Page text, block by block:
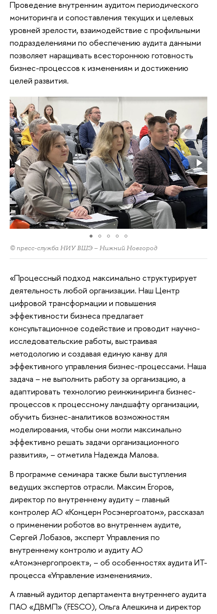
Проведение внутренним аудитом периодического
мониторинга и сопоставления текущих и целевых
уровней‌ зрелости, взаимодействие с профильными
подразделениями по обеспечению аудита данными
позволяет наращивать всестороннюю готовность
бизнес-процессов к изменениям и достижению
целей развития.
© пресс-служба НИУ ВШЭ – Нижний Новгород
«Процессный подход максимально структурирует
деятельность любой организации. Наш Центр
цифровой трансформации и повышения
эффективности бизнеса предлагает
консультационное содействие и проводит научно-
исследовательские работы, выстраивая
методологию и создавая единую канву для
эффективного управления бизнес-процессами. Наша
задача – не выполнить работу за организацию, а
адаптировать технологию реинжиниринга бизнес-
процессов к процессному ландшафту организации,
обучить бизнес-аналитиков возможностям
моделирования, чтобы они могли максимально
эффективно решать задачи организационного
развития», – отметила Надежда Малова.
В программе семинара также были выступления
ведущих экспертов отрасли. Максим Егоров,
директор по внутреннему аудиту – главный
контролер АО «Концерн Росэнергоатом», рассказал
о применении роботов во внутреннем аудите,
Сергей Лобазов, эксперт Управления по
внутреннему контролю и аудиту АО
«Атомэнергопроект», – об особенностях аудита ИТ-
процесса «Управление изменениями».
А главный аудитор департамента внутреннего аудита
ПАО «ДВМП» (FESCO), Ольга Алешкина и директор